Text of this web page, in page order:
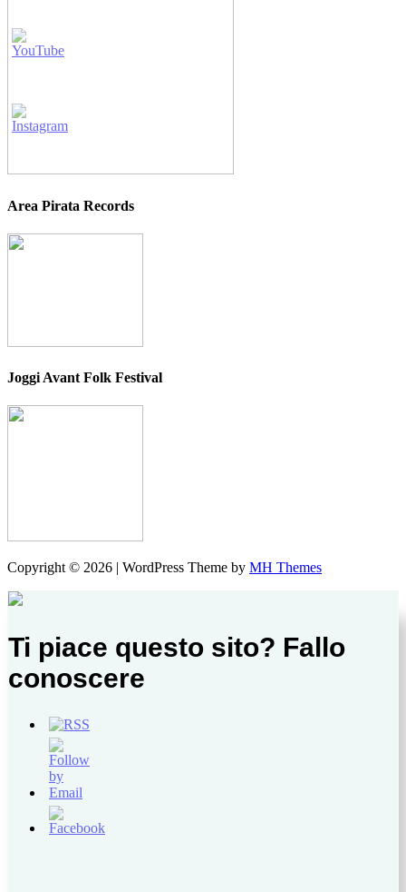
Area Pirata Records
Joggi Avant Folk Festival
Copyright © 2026 | WordPress Theme by MH Themes
Ti piace questo sito? Fallo
conoscere